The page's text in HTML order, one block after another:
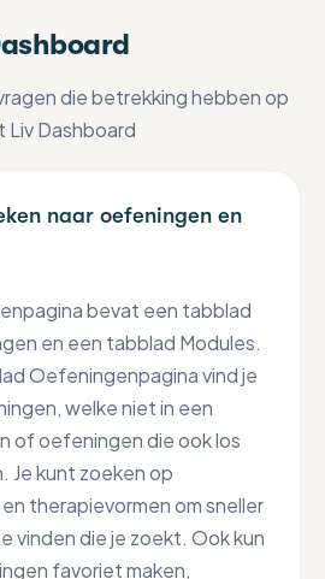
en klikt op opslaan. Jouw
deze periode wanneer ze
sturen via het
(de invulvelden
omlijnd), je vult in wanneer
bij de betreffende
op opslaan.
je jouw accountinstellingen
het blauwe potloodje te
te veranderen en
die betrekking hebben op
Liv Dashboard
naar oefeningen en
bevat een tabblad
en een tabblad Modules.
Oefeningenpagina vind je
welke niet in een
of oefeningen die ook los
Je kunt zoeken op
therapievormen om sneller
vinden die je zoekt. Ook kun
favoriet maken,